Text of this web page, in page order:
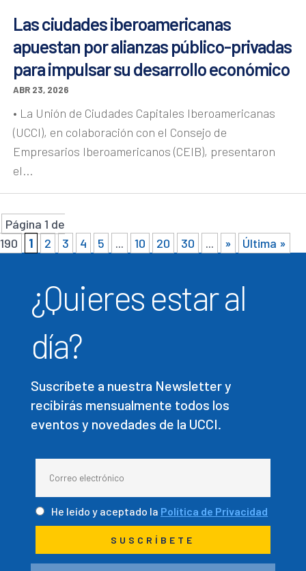
Las ciudades iberoamericanas
apuestan por alianzas público-privadas
para impulsar su desarrollo económico
ABR 23, 2026
• La Unión de Ciudades Capitales Iberoamericanas
(UCCI), en colaboración con el Consejo de
Empresarios Iberoamericanos (CEIB), presentaron
el...
Página 1 de
190
1 2 3 4 5 ... 10 20 30 ... » Última »
¿Quieres estar al
día?
Suscríbete a nuestra Newsletter y
recibirás mensualmente todos los
eventos y novedades de la UCCI.
He leído y aceptado la Política de Privacidad